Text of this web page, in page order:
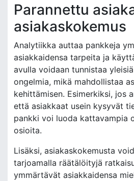
Parannettu
asiakaskokemus
Analytiikka auttaa pankkeja
asiakkaidensa tarpeita ja
avulla voidaan tunnistaa
ongelmia, mikä mahdollistaa
kehittämisen. Esimerkiksi, jos
että asiakkaat usein kysyvät
pankki voi luoda kattavampia
osioita.
Lisäksi, asiakaskokemusta
tarjoamalla räätälöityjä
ymmärtävät asiakkaidensa